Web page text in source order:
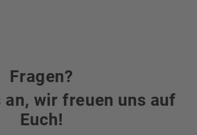
Fragen?
an, wir freuen uns auf
Euch!